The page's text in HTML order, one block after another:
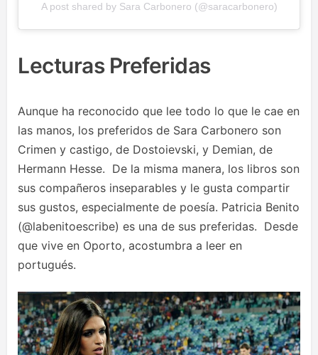
A post shared by Sara Carbonero (@saracarbonero)
Lecturas Preferidas
Aunque ha reconocido que lee todo lo que le cae en
las manos, los preferidos de Sara Carbonero son
Crimen y castigo, de Dostoievski, y Demian, de
Hermann Hesse. De la misma manera, los libros son
sus compañeros inseparables y le gusta compartir
sus gustos, especialmente de poesía. Patricia Benito
(@labenitoescribe) es una de sus preferidas. Desde
que vive en Oporto, acostumbra a leer en
portugués.